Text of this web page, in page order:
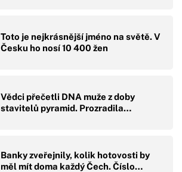
Toto je nejkrásnější jméno na světě. V
Česku ho nosí 10 400 žen
Vědci přečetli DNA muže z doby
stavitelů pyramid. Prozradila…
Banky zveřejnily, kolik hotovosti by
měl mít doma každý Čech. Číslo…